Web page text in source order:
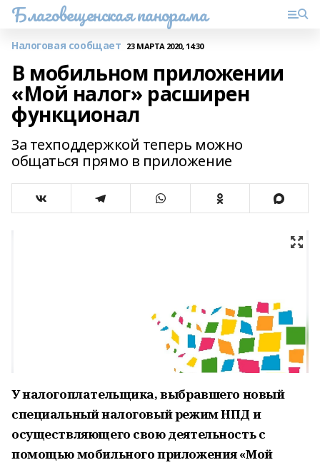
Благовещенская панорама
Налоговая сообщает 23 МАРТА 2020, 14:30
В мобильном приложении
«Мой налог» расширен
функционал
За техподдержкой теперь можно
общаться прямо в приложение
У налогоплательщика, выбравшего новый
специальный налоговый режим НПД и
осуществляющего свою деятельность с
помощью мобильного приложения «Мой